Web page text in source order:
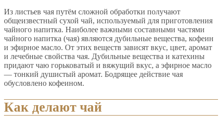
Из листьев чая путём сложной обработки получают
общеизвестный сухой чай, используемый для приготовления
чайного напитка. Наиболее важными составными частями
чайного напитка (чая) являются дубильные вещества, кофеин
и эфирное масло. От этих веществ зависят вкус, цвет, аромат
и лечебные свойства чая. Дубильные вещества и катехины
придают чаю горьковатый и вяжущий вкус, а эфирное масло
— тонкий душистый аромат. Бодрящее действие чая
обусловлено кофеином.
Как делают чай